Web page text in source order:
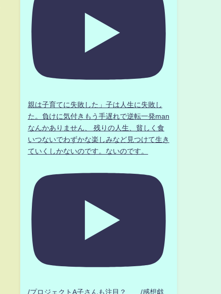
親は子育てに失敗した」子は人生に失敗し
た。負けに気付きもう手遅れで逆転一発man
なんかありません、 残りの人生、貧しく食
いつないでわずかな楽しみなど見つけて生き
ていくしかないのです。ないのです。
/プロジェクトA子さんも注目？ /感想戯